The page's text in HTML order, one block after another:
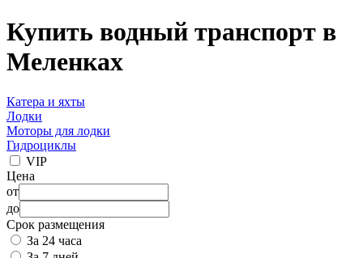
Купить водный транспорт в
Меленках
Катера и яхты
Лодки
Моторы для лодки
Гидроциклы
VIP
Цена
от
до
Срок размещения
За 24 часа